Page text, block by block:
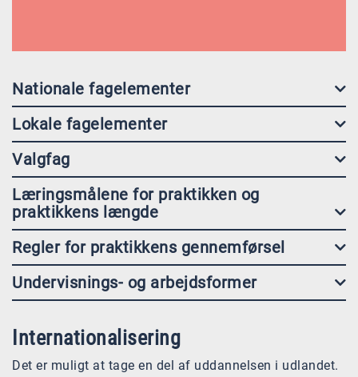
Nationale fagelementer
Lokale fagelementer
Valgfag
Læringsmålene for praktikken og
praktikkens længde
Regler for praktikkens gennemførsel
Undervisnings- og arbejdsformer
Internationalisering
Det er muligt at tage en del af uddannelsen i udlandet.